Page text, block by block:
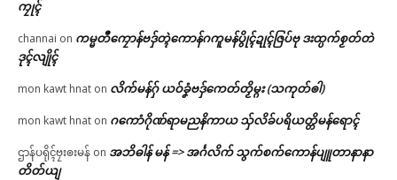
ကၠုၚ်
channai on ကမ္မတဳကၠောန်ဗဒှ်တ္ၚဲကောန်ဂကူမန်ပွိုၚ်ဍုၚ်ဇြပ်ဗု ဒးထ္ပက်စၟတ်တဲ
ဒုၚ်လျိုၚ်
mon kawt hnat on လိက်မန်ဂှ် ယဝ်ခၞံဗဒှ်ကေတ်တၟိမ္ဂး (သကုတ်ၜါ)
mon kawt hnat on ဂကောံဂိုဏ်ရာမညနိကာယ သှ်လိခ်ပရိယတ္တိမန်ရောၚ်
ဌာန်ပရိုၚ်ဗၠးၜးမန် on အဘိဓါန် မန် => အၚ်္ဂလိက် သွက်စက်ကောန်ပျူတာနာနာ
တိတ်ယျ